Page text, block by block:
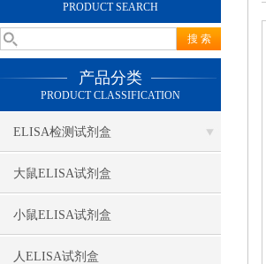
PRODUCT SEARCH
产品分类
PRODUCT CLASSIFICATION
ELISA检测试剂盒
大鼠ELISA试剂盒
小鼠ELISA试剂盒
人ELISA试剂盒